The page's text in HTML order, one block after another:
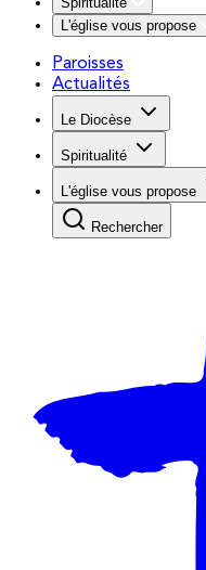
L'église vous propose
Paroisses
Actualités
Le Diocèse
Spiritualité
L'église vous propose
Rechercher